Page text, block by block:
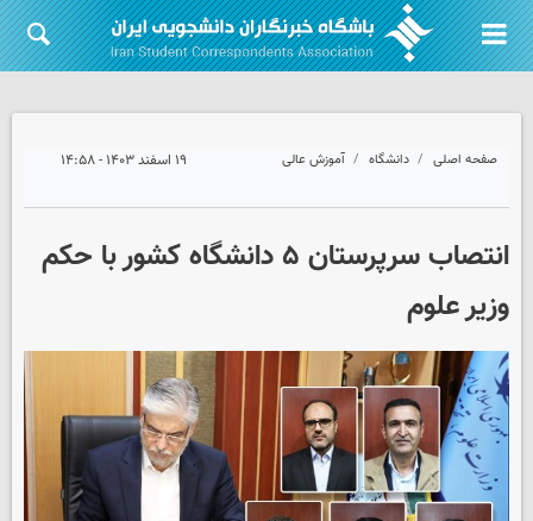
صفحه اصلی دانشگاه آموزش عالی ۱۹ اسفند ۱۴۰۳ - ۱۴:۵۸
انتصاب سرپرستان ۵ دانشگاه کشور با حکم
وزیر علوم